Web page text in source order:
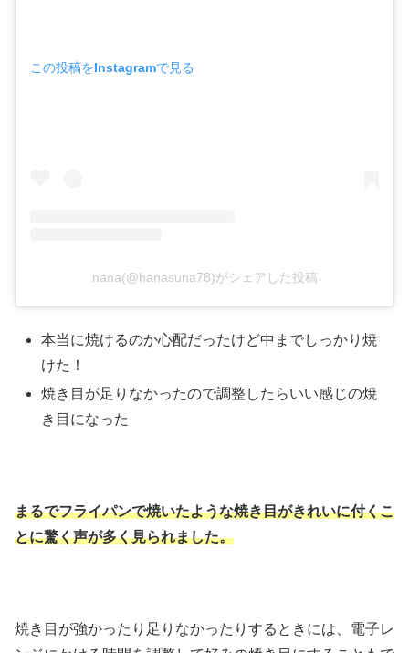
この投稿をInstagramで見る
nana(@hanasuna78)がシェアした投稿
本当に焼けるのか心配だったけど中までしっかり焼
けた！
焼き目が足りなかったので調整したらいい感じの焼
き目になった
まるでフライパンで焼いたような焼き目がきれいに付くこ
とに驚く声が多く見られました。
焼き目が強かったり足りなかったりするときには、電子レ